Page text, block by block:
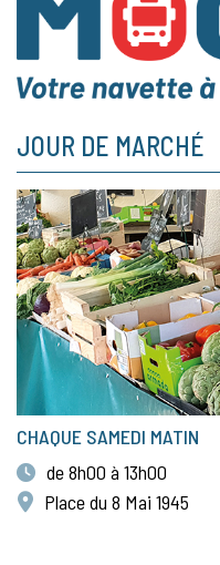
JOUR DE MARCHÉ
CHAQUE SAMEDI MATIN
de 8h00 à 13h00
Place du 8 Mai 1945